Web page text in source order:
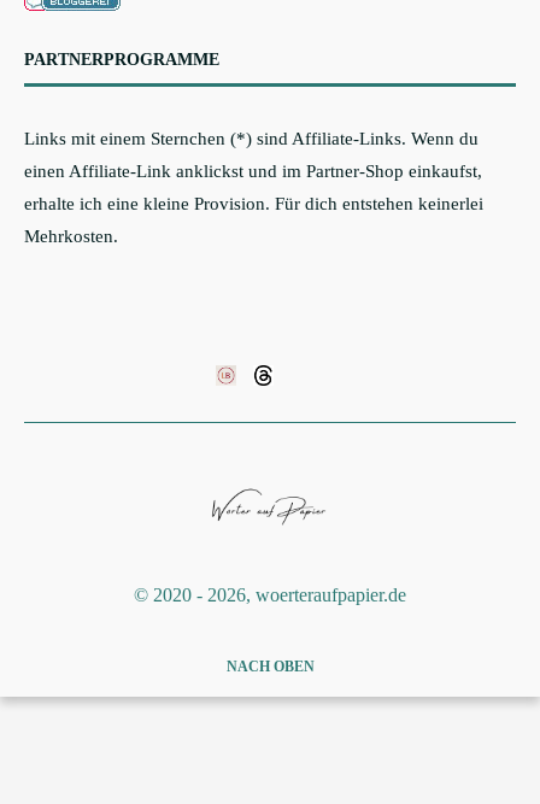
PARTNERPROGRAMME
Links mit einem Sternchen (*) sind Affiliate-Links. Wenn du
einen Affiliate-Link anklickst und im Partner-Shop einkaufst,
erhalte ich eine kleine Provision. Für dich entstehen keinerlei
Mehrkosten.
©️ 2020 - 2026, woerteraufpapier.de
NACH OBEN